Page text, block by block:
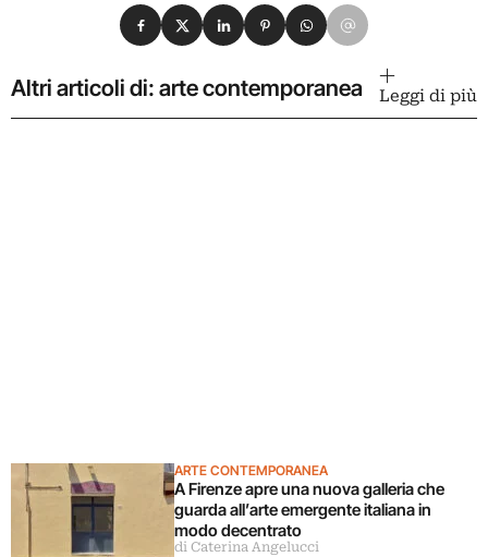
Condividi su Facebook
Condividi su X
Condividi su LinkedIn
Condividi su Pinterest
Condividi su WhatsApp
Condividi su Email
Altri articoli di: arte contemporanea Leggi di più
ARTE CONTEMPORANEA
A Firenze apre una nuova galleria che
guarda all’arte emergente italiana in
modo decentrato
di Caterina Angelucci